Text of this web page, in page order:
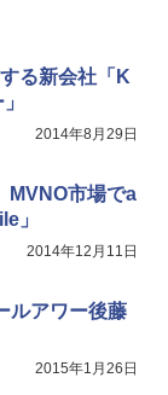
る新会社「K
2014年8月29日
MVNO市場でa
」
2014年12月11日
ルアワー後藤
2015年1月26日